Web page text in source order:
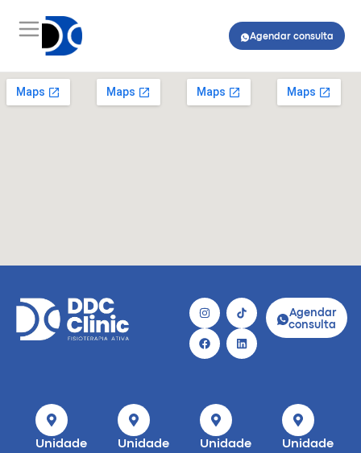
Agendar consulta
Agendar
consulta
Unidade
Unidade
Unidade
Unidade